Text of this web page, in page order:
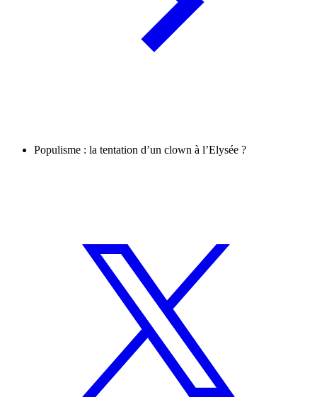
Populisme : la tentation d’un clown à l’Elysée ?